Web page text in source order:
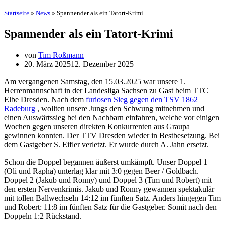
Startseite » News » Spannender als ein Tatort-Krimi
Spannender als ein Tatort-Krimi
von Tim Roßmann
20. März 202512. Dezember 2025
Am vergangenen Samstag, den 15.03.2025 war unsere 1.
Herrenmannschaft in der Landesliga Sachsen zu Gast beim TTC
Elbe Dresden. Nach dem furiosen Sieg gegen den TSV 1862
Radeburg , wollten unsere Jungs den Schwung mitnehmen und
einen Auswärtssieg bei den Nachbarn einfahren, welche vor einigen
Wochen gegen unseren direkten Konkurrenten aus Graupa
gewinnen konnten. Der TTV Dresden wieder in Bestbesetzung. Bei
dem Gastgeber S. Eifler verletzt. Er wurde durch A. Jahn ersetzt.
Schon die Doppel begannen äußerst umkämpft. Unser Doppel 1
(Oli und Rapha) unterlag klar mit 3:0 gegen Beer / Goldbach.
Doppel 2 (Jakub und Ronny) und Doppel 3 (Tim und Robert) mit
den ersten Nervenkrimis. Jakub und Ronny gewannen spektakulär
mit tollen Ballwechseln 14:12 im fünften Satz. Anders hingegen Tim
und Robert: 11:8 im fünften Satz für die Gastgeber. Somit nach den
Doppeln 1:2 Rückstand.